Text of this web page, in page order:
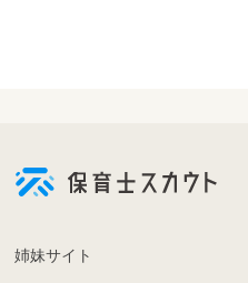
登
姉妹サイト